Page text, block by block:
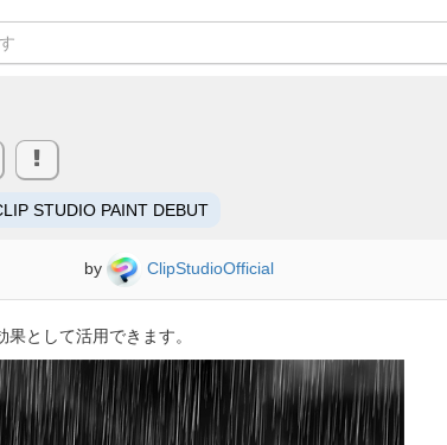
STUDIO PAINT DEBUT
by ClipStudioOfficial
として活用できます。